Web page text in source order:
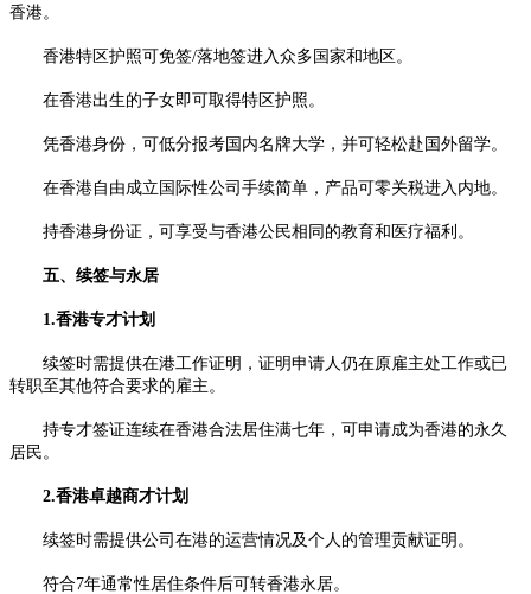
香港。
香港特区护照可免签/落地签进入众多国家和地区。
在香港出生的子女即可取得特区护照。
凭香港身份，可低分报考国内名牌大学，并可轻松赴国外留学。
在香港自由成立国际性公司手续简单，产品可零关税进入内地。
持香港身份证，可享受与香港公民相同的教育和医疗福利。
五、续签与永居
1.香港专才计划
续签时需提供在港工作证明，证明申请人仍在原雇主处工作或已
转职至其他符合要求的雇主。
持专才签证连续在香港合法居住满七年，可申请成为香港的永久
居民。
2.香港卓越商才计划
续签时需提供公司在港的运营情况及个人的管理贡献证明。
符合7年通常性居住条件后可转香港永居。